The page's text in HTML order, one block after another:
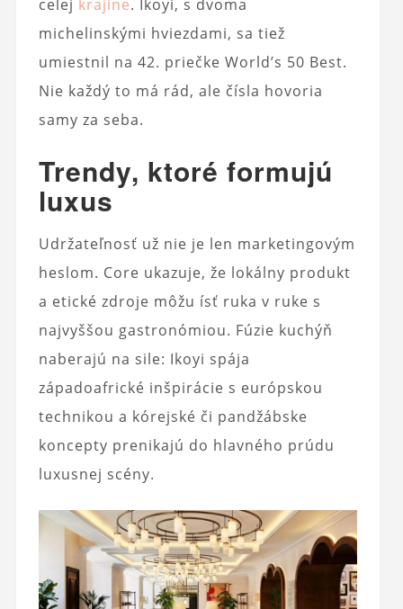
celej krajine. Ikoyi, s dvoma
michelinskými hviezdami, sa tiež
umiestnil na 42. priečke World’s 50 Best.
Nie každý to má rád, ale čísla hovoria
samy za seba.
Trendy, ktoré formujú
luxus
Udržateľnosť už nie je len marketingovým
heslom. Core ukazuje, že lokálny produkt
a etické zdroje môžu ísť ruka v ruke s
najvyššou gastronómiou. Fúzie kuchýň
naberajú na sile: Ikoyi spája
západoafrické inšpirácie s európskou
technikou a kórejské či pandžábske
koncepty prenikajú do hlavného prúdu
luxusnej scény.